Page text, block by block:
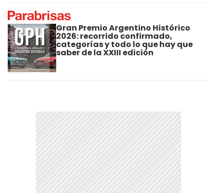
Gran Premio Argentino Histórico
2026: recorrido confirmado,
categorías y todo lo que hay que
saber de la XXIII edición